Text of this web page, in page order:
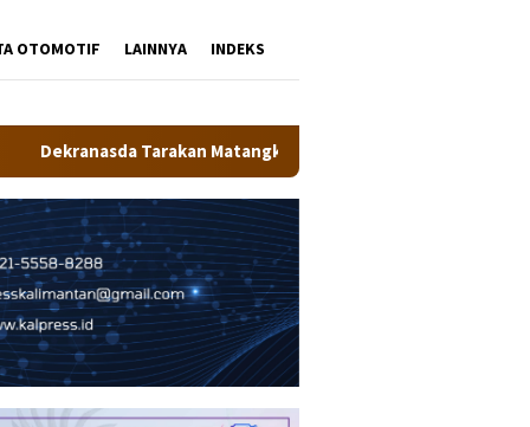
OTOMOTIF LAINNYA INDEKS
Persiapan Produk UMKM Unggulan, Siap Tampil di